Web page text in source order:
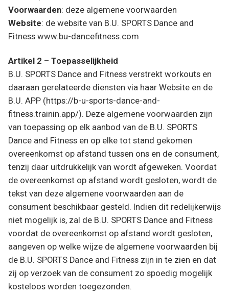
Voorwaarden: deze algemene voorwaarden
Website: de website van B.U. SPORTS Dance and
Fitness www.bu-dancefitness.com
Artikel 2 – Toepasselijkheid
B.U. SPORTS Dance and Fitness verstrekt workouts en
daaraan gerelateerde diensten via haar Website en de
B.U. APP (https://b-u-sports-dance-and-
fitness.trainin.app/). Deze algemene voorwaarden zijn
van toepassing op elk aanbod van de B.U. SPORTS
Dance and Fitness en op elke tot stand gekomen
overeenkomst op afstand tussen ons en de consument,
tenzij daar uitdrukkelijk van wordt afgeweken. Voordat
de overeenkomst op afstand wordt gesloten, wordt de
tekst van deze algemene voorwaarden aan de
consument beschikbaar gesteld. Indien dit redelijkerwijs
niet mogelijk is, zal de B.U. SPORTS Dance and Fitness
voordat de overeenkomst op afstand wordt gesloten,
aangeven op welke wijze de algemene voorwaarden bij
de B.U. SPORTS Dance and Fitness zijn in te zien en dat
zij op verzoek van de consument zo spoedig mogelijk
kosteloos worden toegezonden.